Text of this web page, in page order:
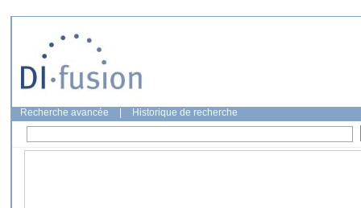
Recherche avancée Historique de recherche